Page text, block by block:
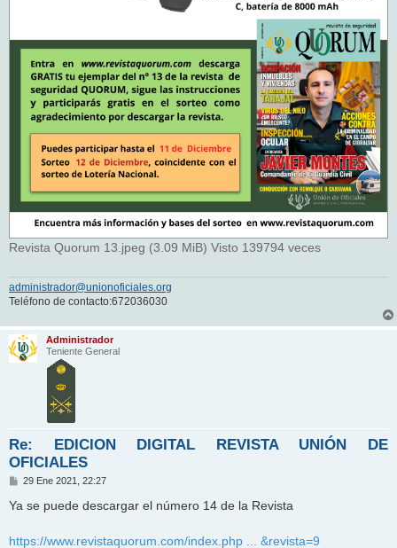
Revista Quorum 13.jpeg (3.09 MiB) Visto 139794 veces
administrador@unionoficiales.org
Teléfono de contacto:672036030
Administrador
Teniente General
Re: EDICION DIGITAL REVISTA UNIÓN DE
OFICIALES
M
n
j
29 Ene 2021, 22:27
Ya se puede descargar el número 14 de la Revista
https://www.revistaquorum.com/index.php ... &revista=9